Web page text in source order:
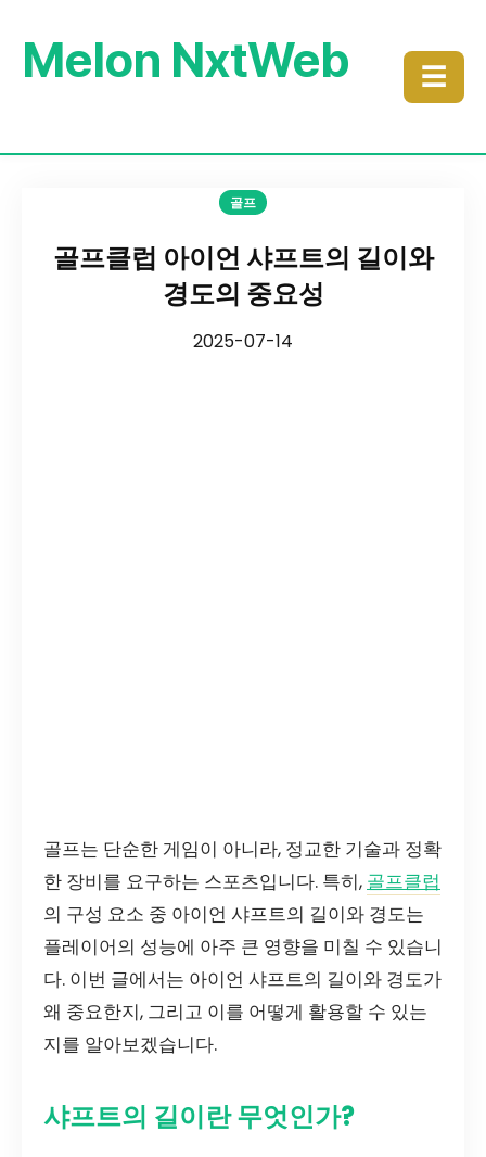
Melon NxtWeb ☰
골프
골프클럽 아이언 샤프트의 길이와
경도의 중요성
2025-07-14
골프는 단순한 게임이 아니라, 정교한 기술과 정확
한 장비를 요구하는 스포츠입니다. 특히, 골프클럽
의 구성 요소 중 아이언 샤프트의 길이와 경도는
플레이어의 성능에 아주 큰 영향을 미칠 수 있습니
다. 이번 글에서는 아이언 샤프트의 길이와 경도가
왜 중요한지, 그리고 이를 어떻게 활용할 수 있는
지를 알아보겠습니다.
샤프트의 길이란 무엇인가?